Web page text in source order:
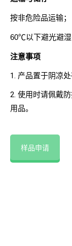
按非危险品运输；
60℃以下避光避湿
注意事项
1. 产品置于阴凉处
2. 使用时请佩戴
用品。
样品申请